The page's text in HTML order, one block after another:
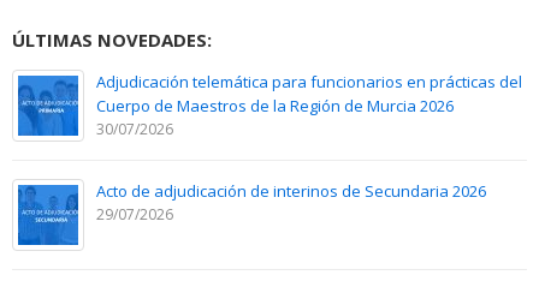
ÚLTIMAS NOVEDADES:
Adjudicación telemática para funcionarios en prácticas del
Cuerpo de Maestros de la Región de Murcia 2026
30/07/2026
Acto de adjudicación de interinos de Secundaria 2026
29/07/2026